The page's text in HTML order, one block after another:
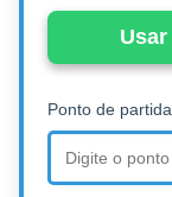
Ponto de